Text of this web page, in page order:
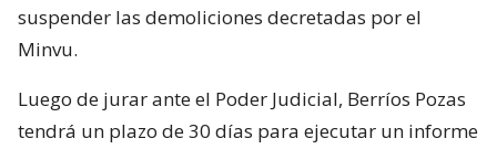
suspender las demoliciones decretadas por el
Minvu.
Luego de jurar ante el Poder Judicial, Berríos Pozas
tendrá un plazo de 30 días para ejecutar un informe